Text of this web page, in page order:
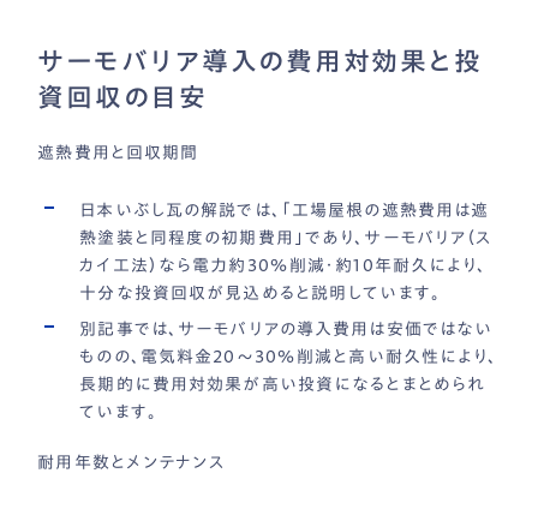
サーモバリア導入の費用対効果と投
資回収の目安
遮熱費用と回収期間
日本いぶし瓦の解説では、「工場屋根の遮熱費用は遮
熱塗装と同程度の初期費用」であり、サーモバリア（ス
カイ工法）なら電力約30％削減・約10年耐久により、
十分な投資回収が見込めると説明しています。
別記事では、サーモバリアの導入費用は安価ではない
ものの、電気料金20〜30％削減と高い耐久性により、
長期的に費用対効果が高い投資になるとまとめられ
ています。
耐用年数とメンテナンス